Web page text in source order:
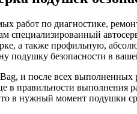
работ по диагностике,
специализированный
а также профильную,
подушку безопасности в
и после всех выполненных
в правильности выполнения
в нужный момент подушки